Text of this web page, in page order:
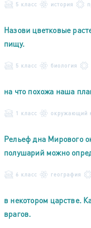
5 класс история
Назови цветковые
пищу.
5 класс биология
на что похожа наша
1 класс окружающий
Рельеф дна Мирового
полушарий можно
6 класс география
в некотором царстве.
врагов.